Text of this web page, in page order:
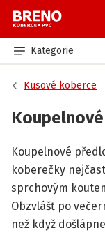
Kategorie
Kusové koberce
Koupelnové
koberečky
sprchovým
Obzvlášť po
než když